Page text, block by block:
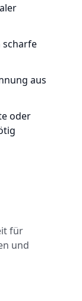
scharfe
aus
oder
für
und